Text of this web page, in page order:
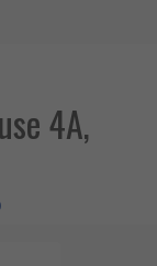
4A,